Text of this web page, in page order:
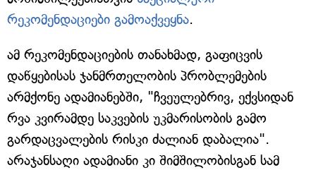
რეკომენდაციები გამოაქვეყნა.
ამ რეკომენდაციების თანახმად, გაფიცვის
დაწყებისას ჯანმრთელობის პრობლემების
არმქონე ადამიანებში, "ჩვეულებრივ, ექვსიდან
რვა კვირამდე საკვების უკმარისობის გამო
გარდაცვალების რისკი ძალიან დაბალია".
არაჯანსაღი ადამიანი კი შიმშილობისგან სამ